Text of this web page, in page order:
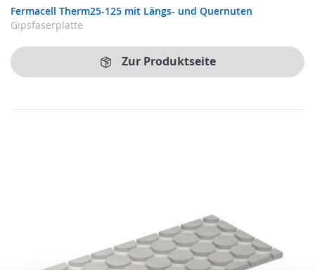
Fermacell Therm25-125 mit Längs- und Quernuten
Gipsfaserplatte
Zur Produktseite